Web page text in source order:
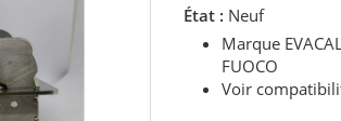
État : Neuf
Marque
FUOCO
Voir